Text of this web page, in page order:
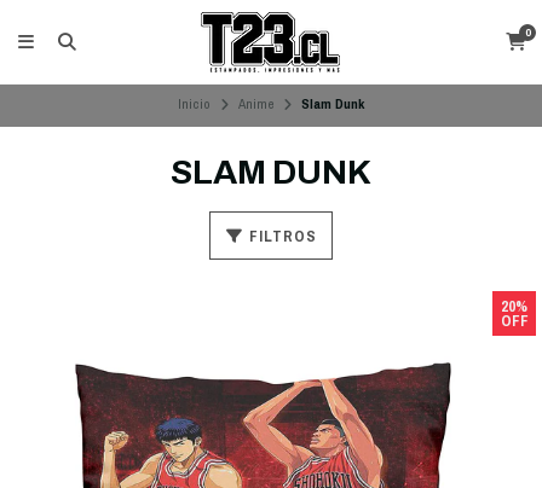
0
Inicio Anime Slam Dunk
SLAM DUNK
FILTROS
20%
OFF